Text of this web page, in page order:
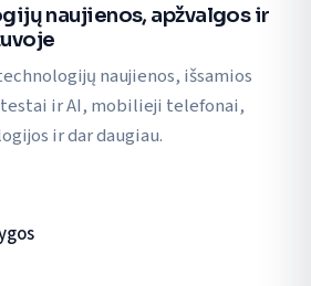
naujienos, apžvalgos ir
naujienos, išsamios
ir AI, mobilieji telefonai,
ir dar daugiau.